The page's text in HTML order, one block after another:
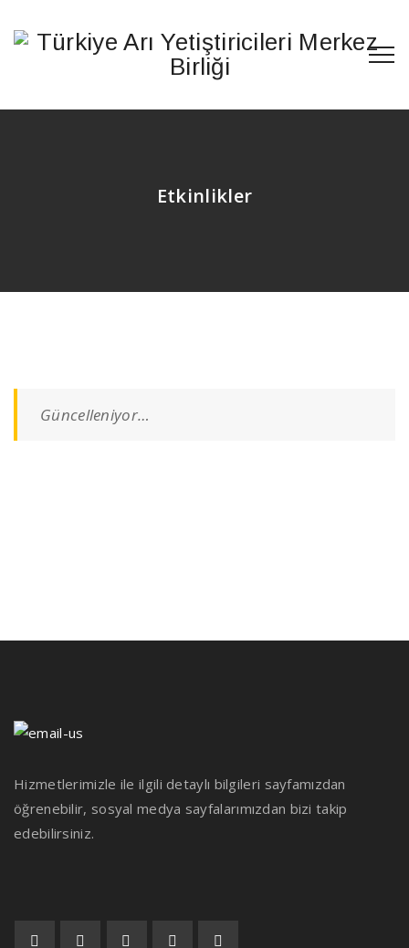
Etkinlikler
Güncelleniyor…
Hizmetlerimizle ile ilgili detaylı bilgileri sayfamızdan
öğrenebilir, sosyal medya sayfalarımızdan bizi takip
edebilirsiniz.